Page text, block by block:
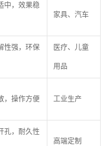
中，效果稳
家具、汽车
性强，环保 医疗、儿童
用品
，操作方便 工业生产
孔，耐久性
高端定制